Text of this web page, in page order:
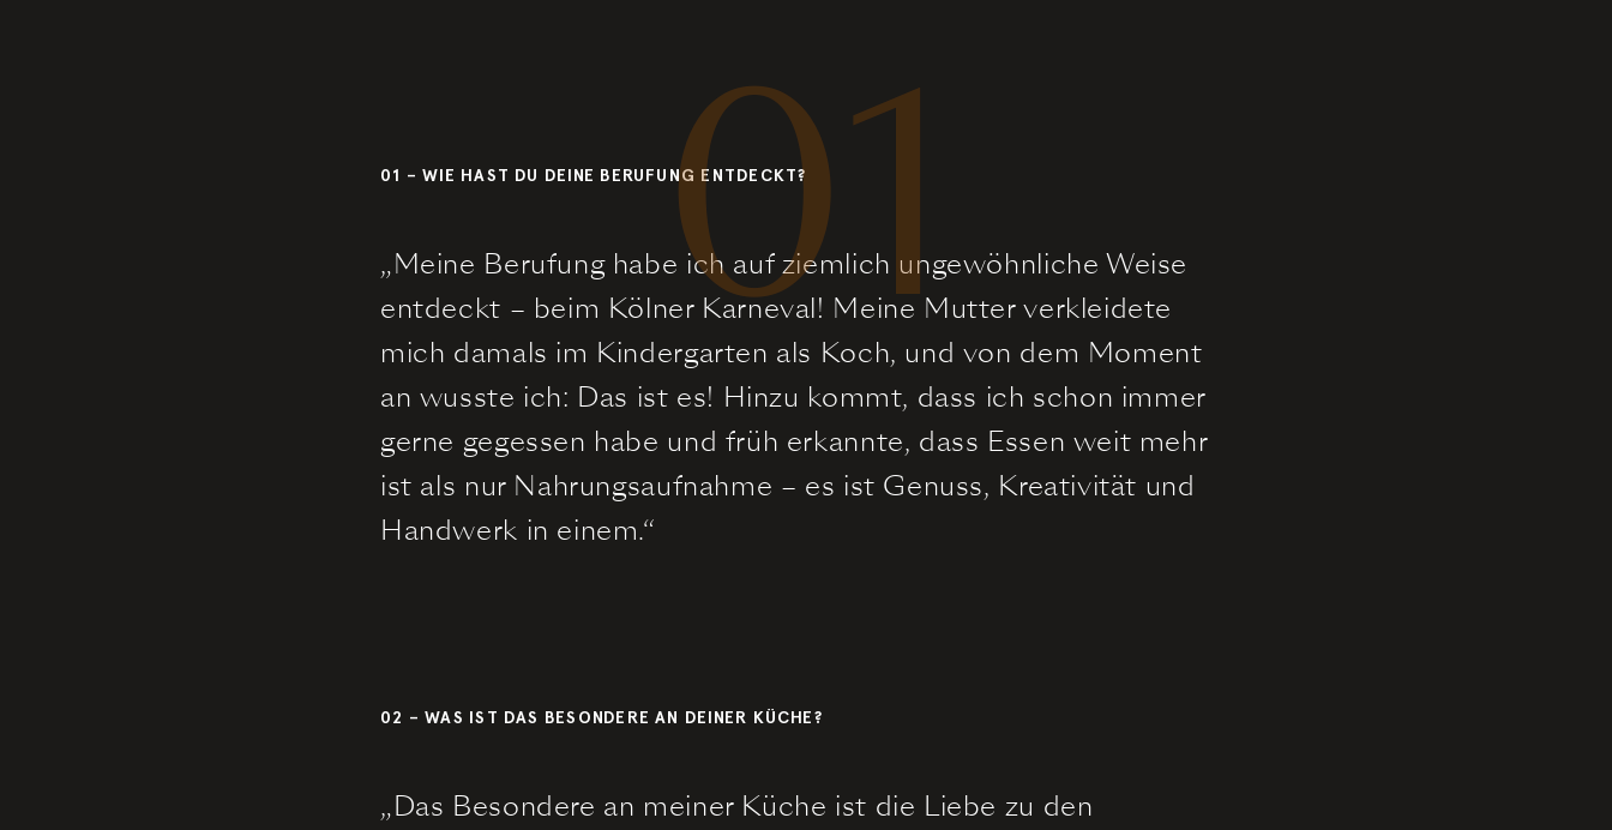
01 – WIE HAST DU DEINE BERUFUNG ENTDECKT?
„Meine Berufung habe ich auf ziemlich ungewöhnliche Weise
entdeckt – beim Kölner Karneval! Meine Mutter verkleidete
mich damals im Kindergarten als Koch, und von dem Moment
an wusste ich: Das ist es! Hinzu kommt, dass ich schon immer
gerne gegessen habe und früh erkannte, dass Essen weit mehr
ist als nur Nahrungsaufnahme – es ist Genuss, Kreativität und
Handwerk in einem.“
01
02 – WAS IST DAS BESONDERE AN DEINER KÜCHE?
„Das Besondere an meiner Küche ist die Liebe zu den